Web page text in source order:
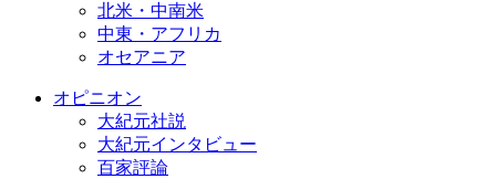
北米・中南米
中東・アフリカ
オセアニア
オピニオン
大紀元社説
大紀元インタビュー
百家評論